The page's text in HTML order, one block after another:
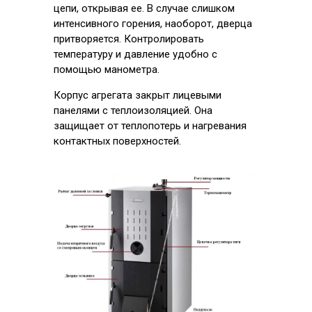
цепи, открывая ее. В случае слишком
интенсивного горения, наоборот, дверца
притворяется. Контролировать
температуру и давление удобно с
помощью манометра.
Корпус агрегата закрыт лицевыми
панелями с теплоизоляцией. Она
защищает от теплопотерь и нагревания
контактных поверхностей.